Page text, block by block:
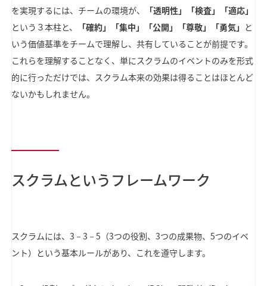
を実現するには、チームの環境が、
「透明性」「検査」「適応」
という３本柱と、
「確約」「集中」「公開」「尊敬」「勇気」 と
いう価値基準をチームで理解し、共有していることが前提です。
これらを理解することなく、単にスクラムのイベントのみを形式
的に行っただけでは、スクラム本来の効果は得ることはほとんど
ないかもしれません。
スクラムというフレームワーク
スクラムには、3－3－5（3つの役割、3つの成果物、5つのイベ
ント）という基本ルールがあり、これを遵守します。